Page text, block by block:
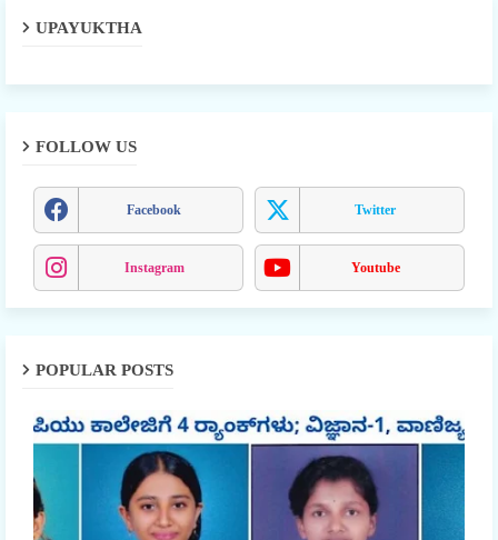
UPAYUKTHA
FOLLOW US
Facebook Twitter
Instagram Youtube
POPULAR POSTS